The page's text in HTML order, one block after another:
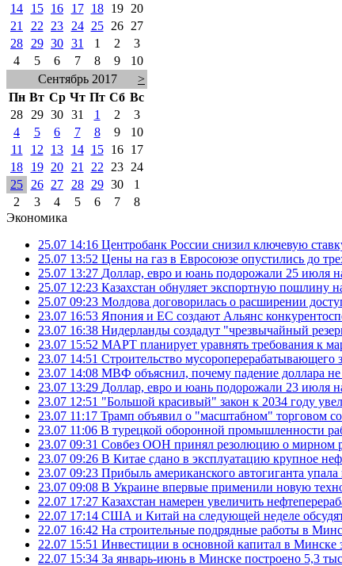
14
15 16 17 18 19
20
21
22 23 24 25 26
27
28
29 30 31 1 2
3
4
5 6 7 8 9
10
Сентябрь 2017
>
Пн Вт Ср Чт Пт Сб Вс
28
29 30 31 1 2
3
4
5 6 7 8 9
10
11
12 13 14 15 16
17
18
19 20 21 22 23
24
25
26 27 28 29 30
1
2
3 4 5 6 7
8
Экономика
25.07 14:16 Центробанк России снизил ключевую
25.07 13:52 Цены на газ в Евросоюзе опустились до
25.07 13:27 Доллар, евро и юань подорожали 25 июля
25.07 12:23 Казахстан обнуляет экспортную пошлину
25.07 09:23 Молдова договорилась о расширении
23.07 16:53 Япония и ЕС создают Альянс
23.07 16:38 Нидерланды создадут "чрезвычайный
23.07 15:52 МАРТ планирует уравнять требования к
23.07 14:51 Строительство мусороперерабатывающего
23.07 14:08 МВФ объяснил, почему падение доллара не
23.07 13:29 Доллар, евро и юань подорожали 23 июля
23.07 12:51 "Большой красивый" закон к 2034 году
23.07 11:17 Трамп объявил о "масштабном" торговом
23.07 11:06 В турецкой оборонной промышленности
23.07 09:31 Совбез ООН принял резолюцию о мирном
23.07 09:26 В Китае сдано в эксплуатацию крупное
23.07 09:23 Прибыль американского автогиганта
23.07 09:08 В Украине впервые применили новую
22.07 17:27 Казахстан намерен увеличить
22.07 17:14 США и Китай на следующей неделе
22.07 16:42 На строительные подрядные работы в
22.07 15:51 Инвестиции в основной капитал в Минске
22.07 15:34 За январь-июнь в Минске построено 5,3